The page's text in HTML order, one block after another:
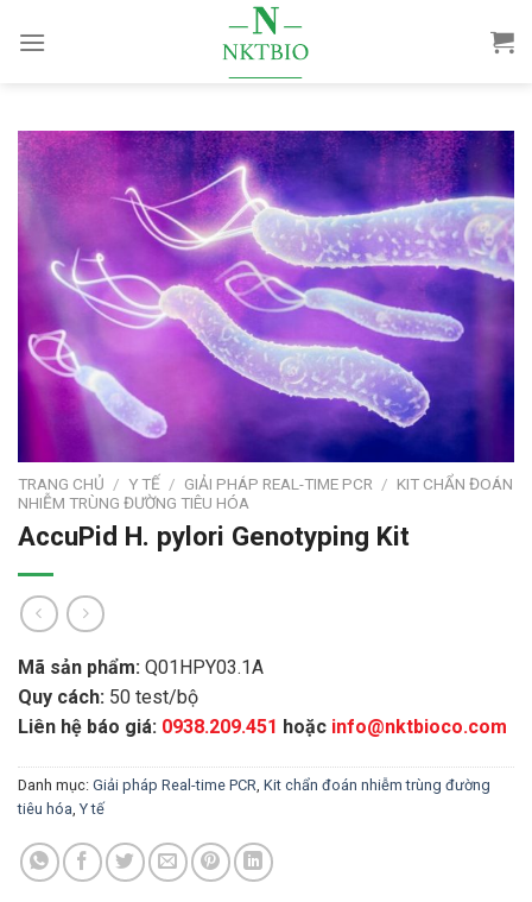
TRANG CHỦ / Y TẾ / GIẢI PHÁP REAL-TIME PCR / KIT CHẨN ĐOÁN
NHIỄM TRÙNG ĐƯỜNG TIÊU HÓA
AccuPid H. pylori Genotyping Kit
Mã sản phẩm: Q01HPY03.1A
Quy cách: 50 test/bộ
Liên hệ báo giá: 0938.209.451 hoặc info@nktbioco.com
Danh mục: Giải pháp Real-time PCR Kit chẩn đoán nhiễm trùng đường
tiêu hóa Y tế